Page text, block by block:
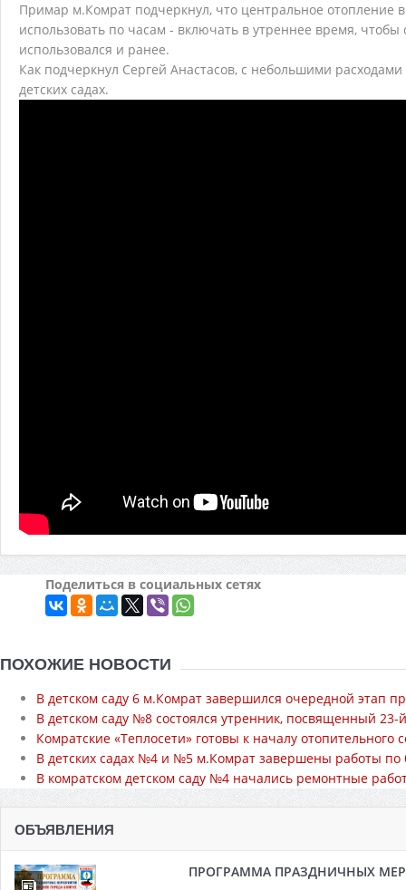
Примар м.Комрат подчеркнул, что центральное отопление
использовать по часам - включать в утреннее время,
использовался и ранее.
Как подчеркнул Сергей Анастасов, с небольшими
детских садах.
Поделиться в социальных сетях
ПОХОЖИЕ НОВОСТИ
В детском саду 6 м.Комрат завершился очередной этап
В детском саду №8 состоялся утренник, посвященный
Комратские «Теплосети» готовы к началу отопительного
В детских садах №4 и №5 м.Комрат завершены работы по
В комратском детском саду №4 начались ремонтные
ОБЪЯВЛЕНИЯ
ПРОГРАММА ПРАЗДНИЧНЫХ